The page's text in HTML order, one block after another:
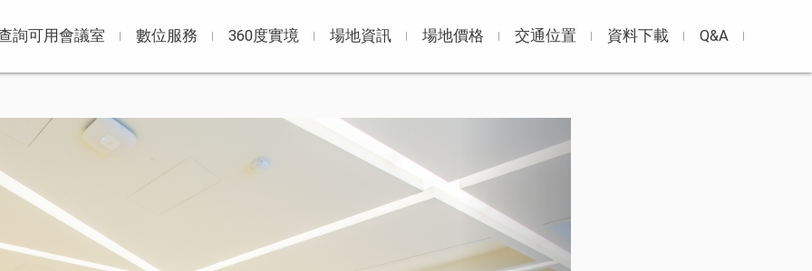
詢可用會議室 數位服務 360度實境 場地資訊 場地價格 交通位置 資料下載 Q&A
Next